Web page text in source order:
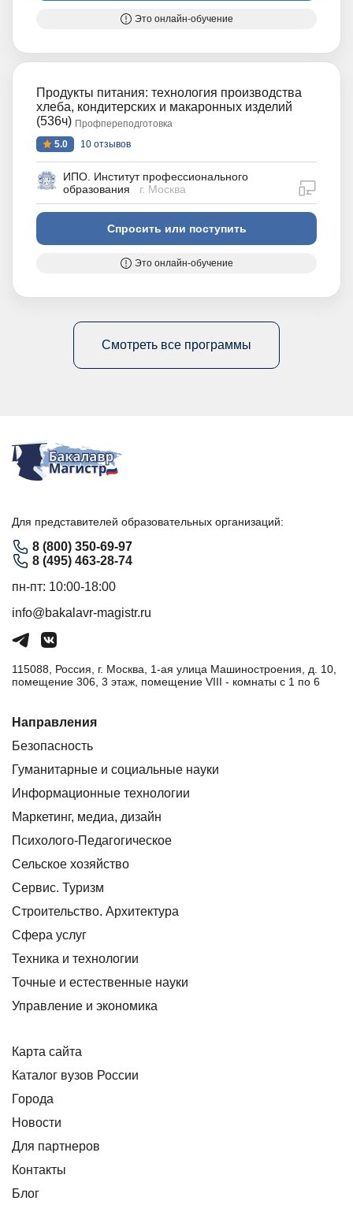
Это онлайн-обучение
Продукты питания: технология производства
хлеба, кондитерских и макаронных изделий
(536ч) Профпереподготовка
5.0
10 отзывов
ИПО. Институт профессионального
образования
г. Москва
Спросить или поступить
Это онлайн-обучение
Смотреть все программы
Для представителей образовательных организаций:
8 (800) 350-69-97
8 (495) 463-28-74
пн-пт: 10:00-18:00
info@bakalavr-magistr.ru
115088, Россия, г. Москва, 1-ая улица Машиностроения, д. 10,
помещение 306, 3 этаж, помещение VIII - комнаты с 1 по 6
Направления
Безопасность
Гуманитарные и социальные науки
Информационные технологии
Маркетинг, медиа, дизайн
Психолого-Педагогическое
Сельское хозяйство
Сервис. Туризм
Строительство. Архитектура
Сфера услуг
Техника и технологии
Точные и естественные науки
Управление и экономика
Карта сайта
Каталог вузов России
Города
Новости
Для партнеров
Контакты
Блог